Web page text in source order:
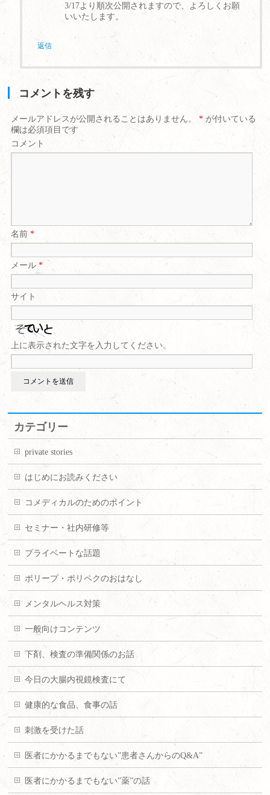
3/17より順次公開されますので、よろしくお願
いいたします。
返信
コメントを残す
メールアドレスが公開されることはありません。 * が付いている
欄は必須項目です
コメント
名前*
メール*
サイト
上に表示された文字を入力してください。
カテゴリー
private stories
はじめにお読みください
コメディカルのためのポイント
セミナー・社内研修等
プライベートな話題
ポリープ・ポリペクのおはなし
メンタルヘルス対策
一般向けコンテンツ
下剤、検査の準備関係のお話
今日の大腸内視鏡検査にて
健康的な食品、食事の話
刺激を受けた話
医者にかかるまでもない”患者さんからのQ&A”
医者にかかるまでもない”薬”の話